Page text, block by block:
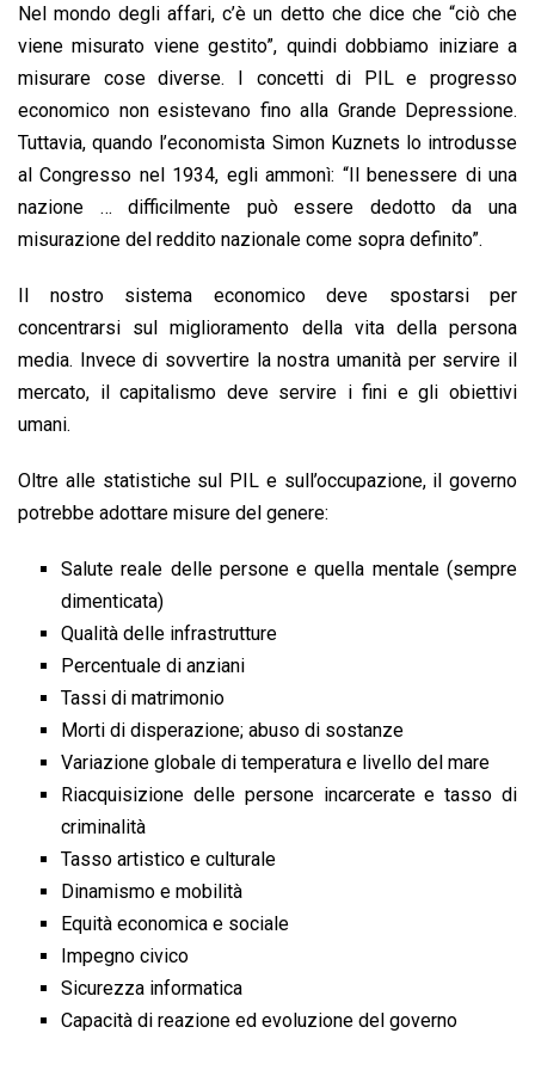
Nel mondo degli affari, c’è un detto che dice che “ciò che
viene misurato viene gestito”, quindi dobbiamo iniziare a
misurare cose diverse. I concetti di PIL e progresso
economico non esistevano fino alla Grande Depressione.
Tuttavia, quando l’economista Simon Kuznets lo introdusse
al Congresso nel 1934, egli ammonì: “Il benessere di una
nazione … difficilmente può essere dedotto da una
misurazione del reddito nazionale come sopra definito”.
Il nostro sistema economico deve spostarsi per
concentrarsi sul miglioramento della vita della persona
media. Invece di sovvertire la nostra umanità per servire il
mercato, il capitalismo deve servire i fini e gli obiettivi
umani.
Oltre alle statistiche sul PIL e sull’occupazione, il governo
potrebbe adottare misure del genere:
Salute reale delle persone e quella mentale (sempre
dimenticata)
Qualità delle infrastrutture
Percentuale di anziani
Tassi di matrimonio
Morti di disperazione; abuso di sostanze
Variazione globale di temperatura e livello del mare
Riacquisizione delle persone incarcerate e tasso di
criminalità
Tasso artistico e culturale
Dinamismo e mobilità
Equità economica e sociale
Impegno civico
Sicurezza informatica
Capacità di reazione ed evoluzione del governo